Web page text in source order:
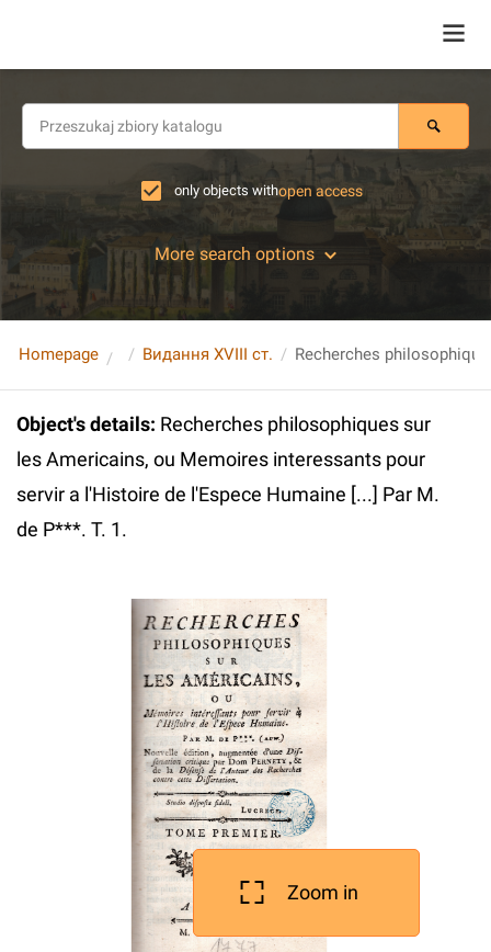
only objects withopen access
More search options
Homepage Видання XVIII ст.
Object's details: Recherches philosophiques sur
les Americains, ou Memoires interessants pour
servir a l'Histoire de l'Espece Humaine [...] Par M.
de P***. T. 1.
Zoom in